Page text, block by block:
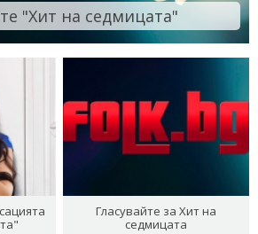
"Хит на седмицата"
Гласувайте за Хит на
седмицата